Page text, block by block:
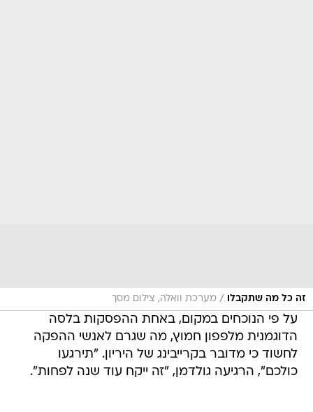
זה כל מה שתקבלו / מערכת וואלה, צילום מסך
על פי הנוכחים במקום, באחת ההפסקות בלסה
הדוגמנית מלפפון חמוץ, מה שגרם לאנשי ההפקה
לחשוד כי מדובר בקרייבינג של היריון. "תירגעו
כולכם", הרגיעה גולדמן, "זה ייקח עוד שנה לפחות".